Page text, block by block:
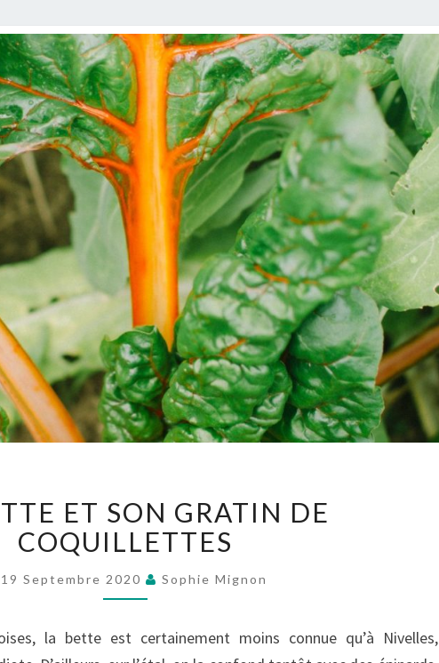
BETTE
ET
SON
GRATIN
DE
ET SON GRATIN DE
COQUILLETTES
19 Septembre 2020 Sophie Mignon
la bette est certainement moins connue qu’à Nivelles,